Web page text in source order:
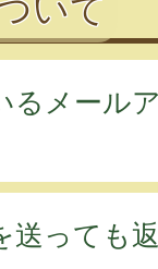
るメール
送っても